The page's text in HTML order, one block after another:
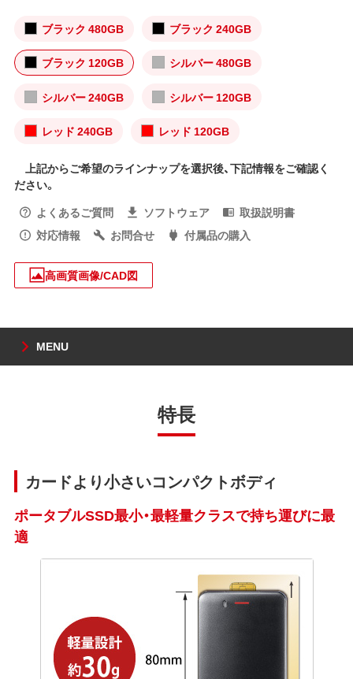
ブラック 480GB ブラック 240GB
ブラック 120GB シルバー 480GB
シルバー 240GB シルバー 120GB
レッド 240GB レッド 120GB
上記からご希望のラインナップを選択後、下記情報をご確認く
ださい。
よくあるご質問
ソフトウェア
取扱説明書
対応情報
お問合せ 付属品の購入
高画質画像/CAD図
MENU
特長
カードより小さいコンパクトボディ
ポータブルSSD最小・最軽量クラスで持ち運びに最
適